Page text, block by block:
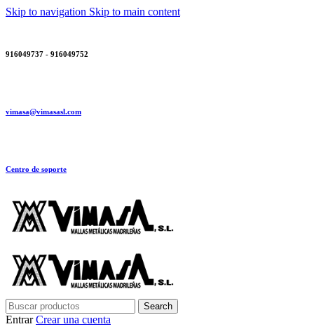
Skip to navigation Skip to main content
916049737 - 916049752
vimasa@vimasasl.com
Centro de soporte
Search
EntrarCrear una cuenta